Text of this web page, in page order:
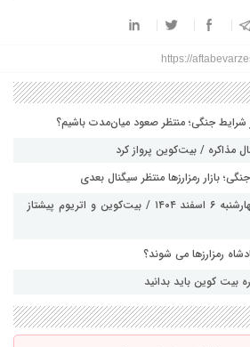
https://
جنگی؛ منتظر صعود میان‌مدت باشیم؟
مذاکره / بیت‌کوین پرواز کرد
رمزارزها منتظر سیگنال بعدی
بازار ارزهای دیجیتال در چهارشنبه ۶ اسفند ۱۴۰۴ / بیت‌کوین و اتریوم پیشتاز
رمزارزها می شوند؟
‌کوین باید بدانید